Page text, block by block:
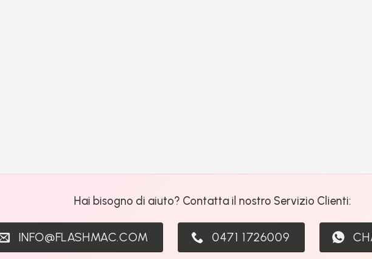
Hai bisogno di aiuto? Contatta il nostro Servizio Clienti:
INFO@FLASHMAC.COM 0471 1726009